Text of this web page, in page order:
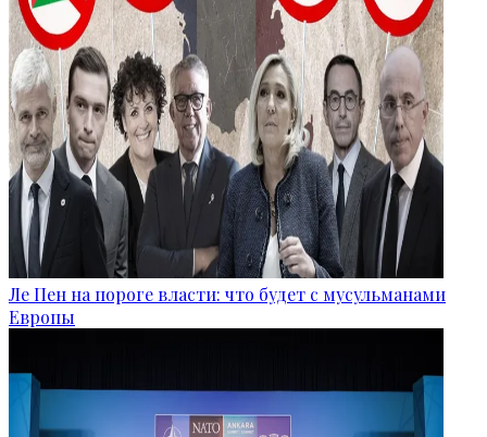
Ле Пен на пороге власти: что будет с мусульманами
Европы